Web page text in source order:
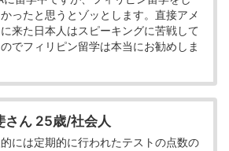
ったと思うとゾッとします。直接アメ
に来た日本人はスピーキングに苦戦して
でフィリピン留学は本当にお勧めしま
さん 25歳/社会人
には定期的に行われたテストの点数の